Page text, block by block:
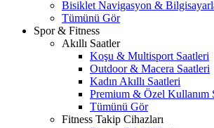
Bisiklet Navigasyon &
Tümünü Gör
Spor & Fitness
Akıllı Saatler
Koşu & Multisport Saatleri
Outdoor & Macera Saatleri
Kadın Akıllı Saatleri
Premium & Özel Kullanım
Tümünü Gör
Fitness Takip Cihazları